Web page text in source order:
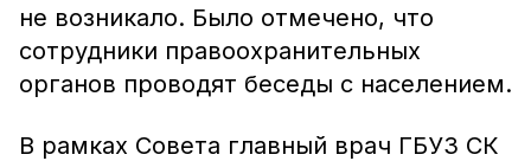
не возникало. Было отмечено, что
сотрудники правоохранительных
органов проводят беседы с населением.
В рамках Совета главный врач ГБУЗ СК